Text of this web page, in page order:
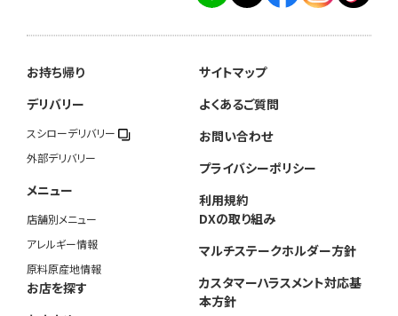
お持ち帰り
デリバリー
スシローデリバリー
外部デリバリー
メニュー
店舗別メニュー
アレルギー情報
原料原産地情報
お店を探す
サイトマップ
よくあるご質問
お問い合わせ
プライバシーポリシー
利用規約
DXの取り組み
マルチステークホルダー方針
カスタマーハラスメント対応基
本方針